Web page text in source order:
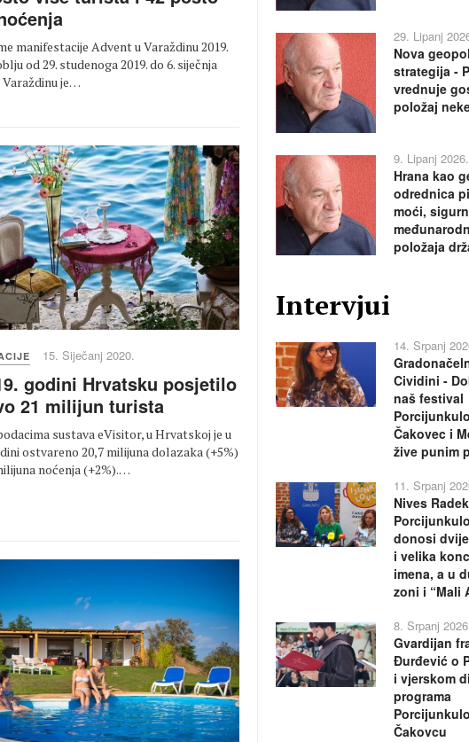
manifestacije Advent u Varaždinu 2019.
od 29. studenoga 2019. do 6. siječnja
Varaždinu je…
15. Siječanj 2020.
godini Hrvatsku posjetilo
21 milijun turista
sustava eVisitor, u Hrvatskoj je u
ostvareno 20,7 milijuna dolazaka (+5%)
noćenja (+2%).…
29. Lipanj
Nova
strategija -
vrednuje
položaj
9. Lipanj 2026.
Hrana kao
odrednica
moći,
položaja
Intervjui
14. Srpanj
Cividini -
naš festival
Čakovec i
žive punim
11. Srpanj
Nives
donosi
i velika
imena, a u
zoni i “Mali
8. Srpanj
Gvardijan
Đurđević o
i vjerskom
programa
Čakovcu